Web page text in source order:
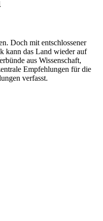
Doch mit entschlossener
kann das Land wieder auf
aus Wissenschaft,
Empfehlungen für die
verfasst.